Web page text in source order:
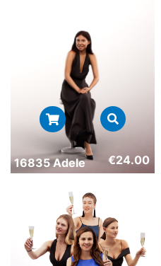
16835 Adele €24.00